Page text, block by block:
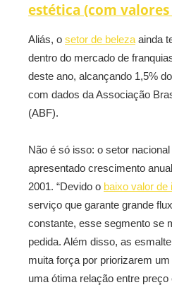
estética (com
Aliás, o setor de beleza ainda
dentro do mercado de
deste ano, alcançando 1,5%
com dados da Associação
(ABF).
Não é só isso: o setor
apresentado crescimento
2001. “Devido o baixo valor de
serviço que garante grande
constante, esse segmento se
pedida. Além disso, as
muita força por priorizarem
uma ótima relação entre preço